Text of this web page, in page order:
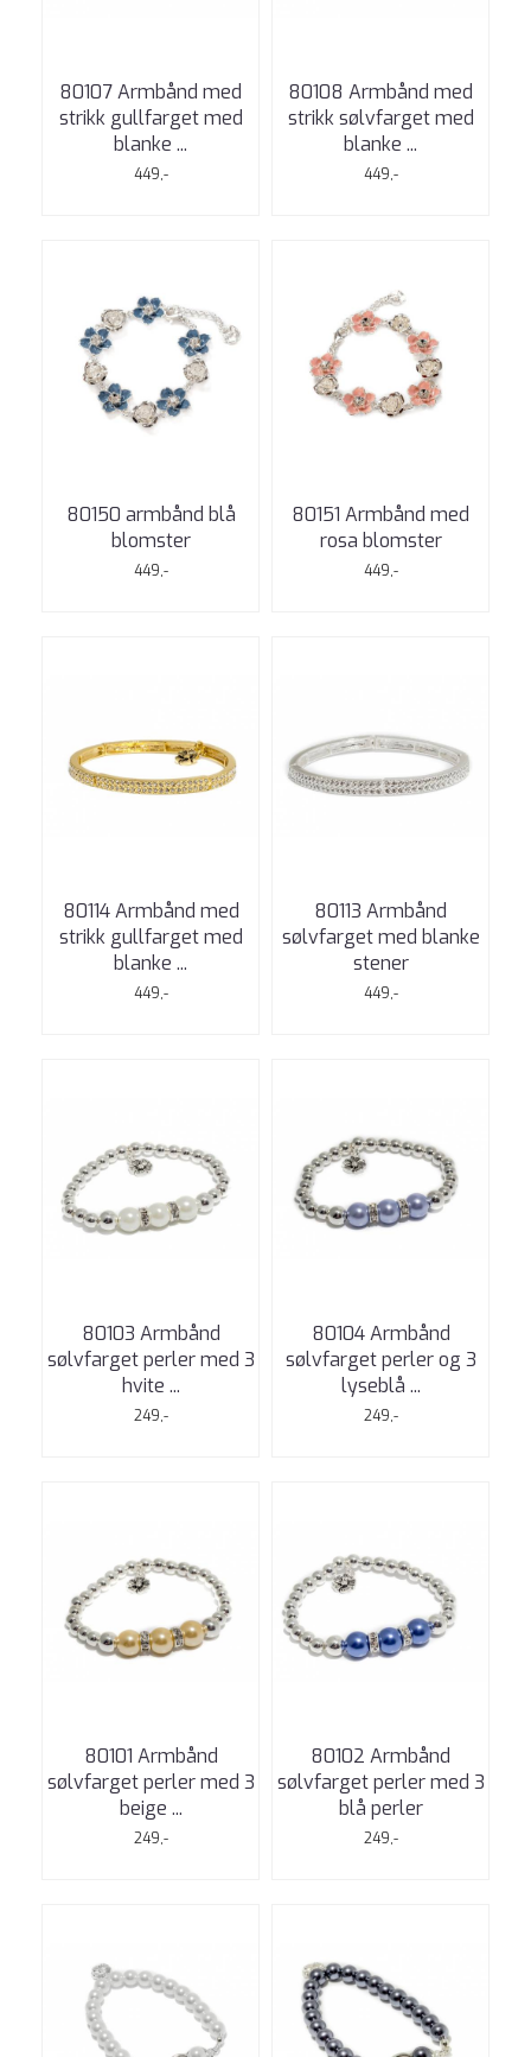
80107 Armbånd med
strikk gullfarget med
blanke ...
449,-
80108 Armbånd med
strikk sølvfarget med
blanke ...
449,-
80150 armbånd blå
blomster
449,-
80151 Armbånd med
rosa blomster
449,-
80114 Armbånd med
strikk gullfarget med
blanke ...
449,-
80113 Armbånd
sølvfarget med blanke
stener
449,-
80103 Armbånd
sølvfarget perler med 3
hvite ...
249,-
80104 Armbånd
sølvfarget perler og 3
lyseblå ...
249,-
80101 Armbånd
sølvfarget perler med 3
beige ...
249,-
80102 Armbånd
sølvfarget perler med 3
blå perler
249,-